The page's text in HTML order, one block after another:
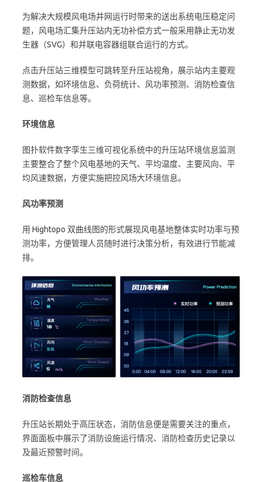
为解决大规模风电场并网运行时带来的送出系统电压稳定问
题，风电场汇集升压站内无功补偿方式一般采用静止无功发
生器（SVG）和并联电容器组联合运行的方式。
点击升压站三维模型可跳转至升压站视角，展示站内主要观
测数据，如环境信息、负荷统计、风功率预测、消防检查信
息、巡检车信息等。
环境信息
图扑软件数字孪生三维可视化系统中的升压站环境信息监测
主要整合了整个风电基地的天气、平均温度、主要风向、平
均风速数据，方便实施把控风场大环境信息。
风功率预测
用 Hightopo 双曲线图的形式展现风电基地整体实时功率与预
测功率，方便管理人员随时进行决策分析，有效进行节能减
排。
消防检查信息
升压站长期处于高压状态，消防信息便是需要关注的重点，
界面面板中展示了消防设施运行情况、消防检查历史记录以
及最近预警时间。
巡检车信息